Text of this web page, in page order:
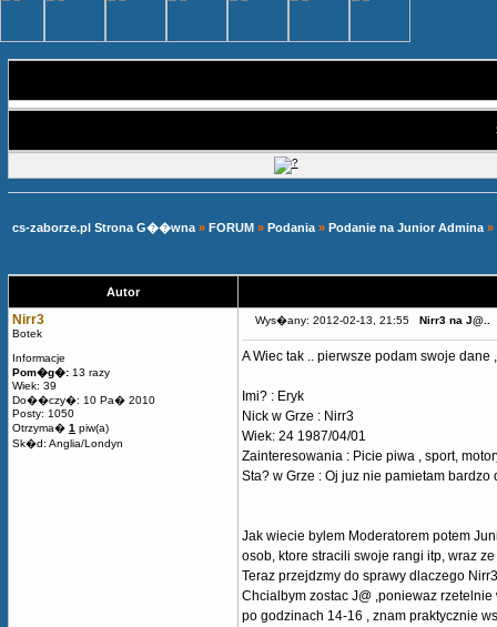
cs-zaborze.pl Strona G��wna » FORUM » Podania » Podanie na Junior Admina »
Autor
Nirr3
Botek
Informacje
Pom�g�: 13 razy
Wiek: 39
Do��czy�: 10 Pa� 2010
Posty: 1050
Otrzyma� 1 piw(a)
Sk�d: Anglia/Londyn
Wys�any: 2012-02-13, 21:55 Nirr3 na J@..
A Wiec tak .. pierwsze podam swoje dane
Imi? : Eryk
Nick w Grze : Nirr3
Wiek: 24 1987/04/01
Zainteresowania : Picie piwa , sport,
Sta? w Grze : Oj juz nie pamietam
Jak wiecie bylem Moderatorem potem
osob, ktore stracili swoje rangi itp, wraz
Teraz przejdzmy do sprawy dlaczego
Chcialbym zostac J@ ,poniewaz
po godzinach 14-16 , znam praktycznie